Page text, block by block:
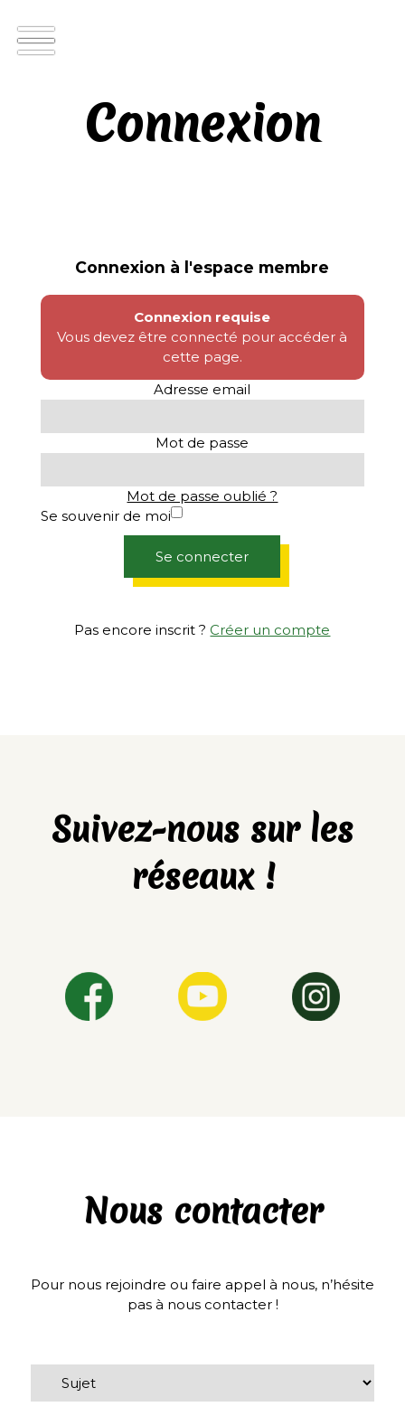
Connexion
Connexion à l'espace membre
Connexion requise
Vous devez être connecté pour accéder à
cette page.
Adresse email
Mot de passe
Mot de passe oublié ?
Se souvenir de moi
Se connecter
Pas encore inscrit ? Créer un compte
Suivez-nous sur les
réseaux !
Nous contacter
Pour nous rejoindre ou faire appel à nous, n’hésite
pas à nous contacter !